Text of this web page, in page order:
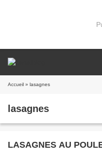
Accueil » lasagnes
lasagnes
LASAGNES AU